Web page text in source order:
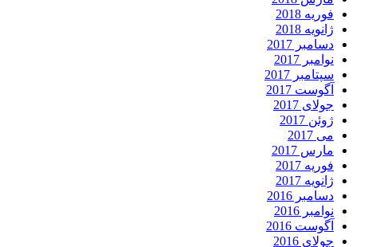
فوریه 2018
ژانویه 2018
دسامبر 2017
نوامبر 2017
سپتامبر 2017
آگوست 2017
جولای 2017
ژوئن 2017
می 2017
مارس 2017
فوریه 2017
ژانویه 2017
دسامبر 2016
نوامبر 2016
آگوست 2016
جولای 2016